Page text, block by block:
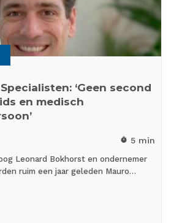
‘Geen second
en medisch
timer 5 min
Leonard Bokhorst en ondernemer
ruim een jaar geleden Mauro…